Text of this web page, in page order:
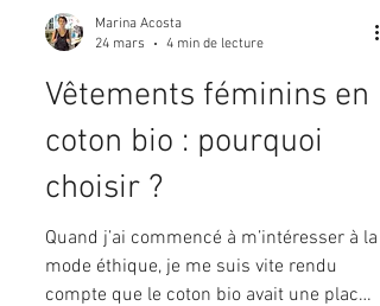
24 mars
4 min de lecture
Vêtements féminins en
coton bio : pourquoi
choisir ?
Quand j’ai commencé à m’intéresser à la